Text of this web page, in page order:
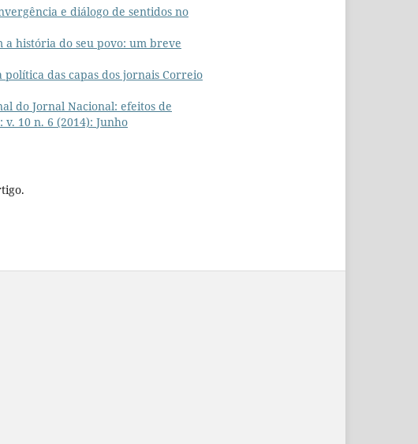
e diálogo de sentidos no
a história do seu povo: um breve
das capas dos jornais Correio
do Jornal Nacional: efeitos de
v. 10 n. 6 (2014): Junho